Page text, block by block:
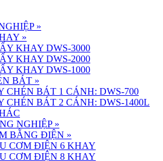
»
»
KHAY DWS-3000
KHAY DWS-2000
KHAY DWS-1000
BÁT »
CHÉN BÁT 1 CÁNH: DWS-700
CHÉN BÁT 2 CÁNH: DWS-1400L
NGHIỆP »
BẰNG ĐIỆN »
CƠM ĐIỆN 6 KHAY
CƠM ĐIỆN 8 KHAY